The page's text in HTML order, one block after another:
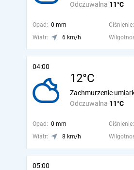
Odczuwalna 11°C
Opad: 0 mm Ciśnienie:
Wiatr:
6 km/h
04:00
12°C
Odczuwalna 11°C
Zachmurzenie
Opad: 0 mm Ciśnienie:
Wiatr:
8 km/h
05:00